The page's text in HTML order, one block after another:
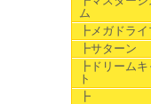
ム
┣メガドライ
┣サターン
┣ドリームキ
ト
┣